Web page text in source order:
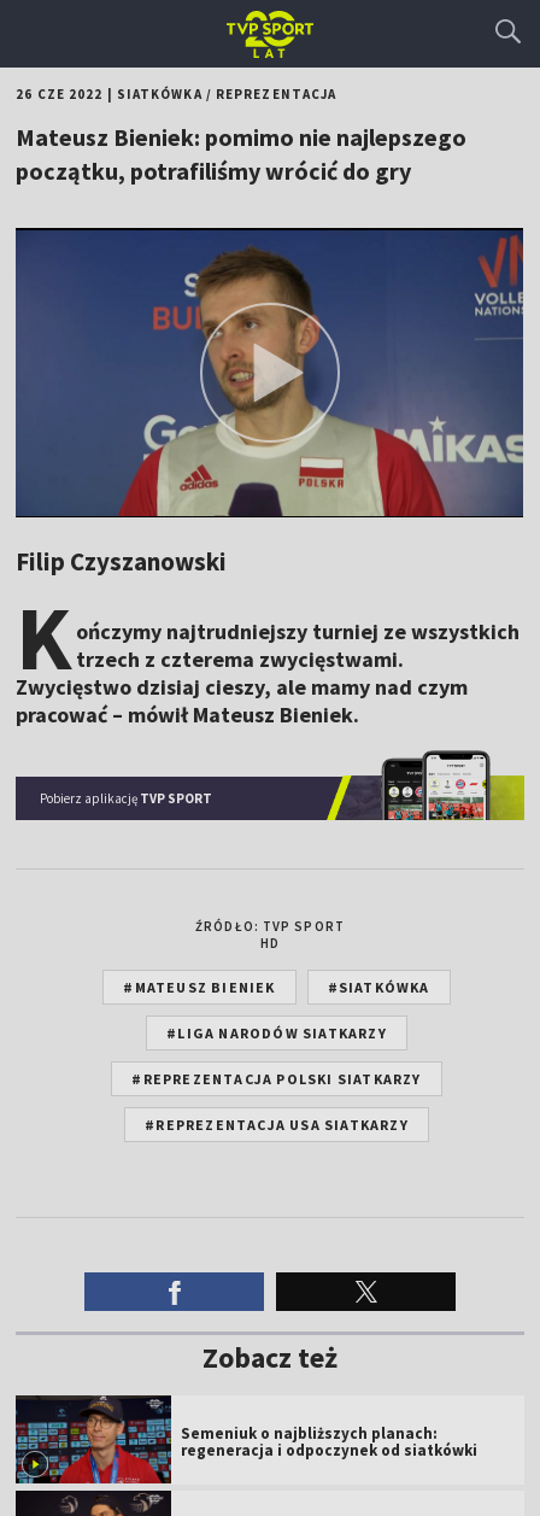
26 CZE 2022 SIATKÓWKA/ REPREZENTACJA
Mateusz Bieniek: pomimo nie najlepszego
początku, potrafiliśmy wrócić do gry
Filip Czyszanowski
Kończymy najtrudniejszy turniej ze wszystkich
trzech z czterema zwycięstwami.
Zwycięstwo dzisiaj cieszy, ale mamy nad czym
pracować – mówił Mateusz Bieniek.
Pobierz aplikację TVP SPORT
ŹRÓDŁO: TVP SPORT
HD
#MATEUSZ BIENIEK #SIATKÓWKA
#LIGA NARODÓW SIATKARZY
#REPREZENTACJA POLSKI SIATKARZY
#REPREZENTACJA USA SIATKARZY
Zobacz też
Semeniuk o najbliższych planach:
regeneracja i odpoczynek od siatkówki